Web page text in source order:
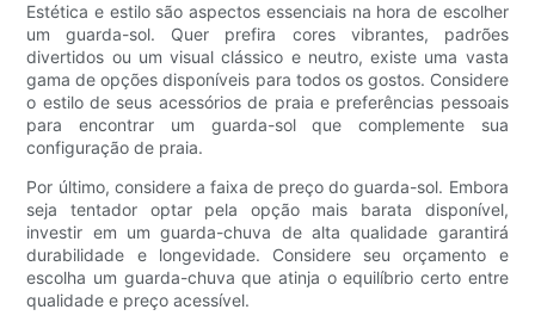
Estética e estilo são aspectos essenciais na hora de escolher
um guarda-sol. Quer prefira cores vibrantes, padrões
divertidos ou um visual clássico e neutro, existe uma vasta
gama de opções disponíveis para todos os gostos. Considere
o estilo de seus acessórios de praia e preferências pessoais
para encontrar um guarda-sol que complemente sua
configuração de praia.
Por último, considere a faixa de preço do guarda-sol. Embora
seja tentador optar pela opção mais barata disponível,
investir em um guarda-chuva de alta qualidade garantirá
durabilidade e longevidade. Considere seu orçamento e
escolha um guarda-chuva que atinja o equilíbrio certo entre
qualidade e preço acessível.